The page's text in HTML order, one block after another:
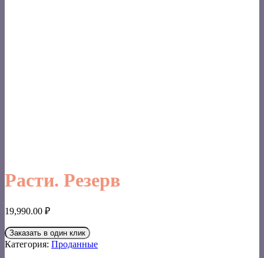
Расти. Резерв
19,990.00 ₽
Заказать в один клик
Категория: Проданные